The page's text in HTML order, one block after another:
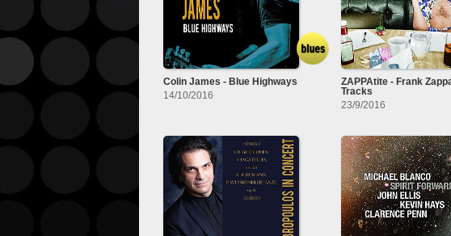
Colin James - Blue Highways
14/10/2016
ZAPPAtite - Frank
Tracks
23/9/2016